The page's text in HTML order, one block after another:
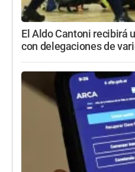
El Aldo Cantoni recibirá
con delegaciones de